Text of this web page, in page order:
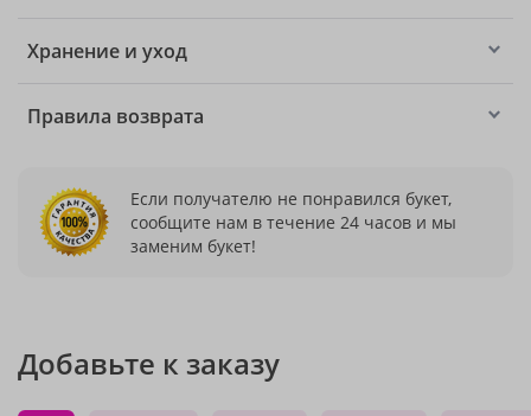
Хранение и уход
Правила возврата
Если получателю не понравился букет,
сообщите нам в течение 24 часов и мы
заменим букет!
Добавьте к заказу